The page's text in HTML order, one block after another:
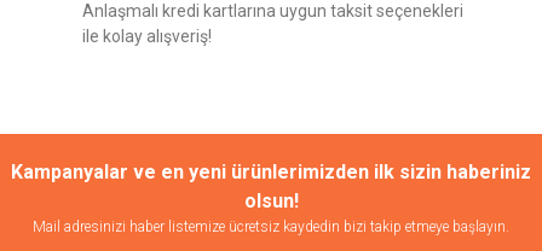
Anlaşmalı kredi kartlarına uygun taksit seçenekleri
ile kolay alışveriş!
Kampanyalar ve en yeni ürünlerimizden ilk sizin haberiniz
olsun!
Mail adresinizi haber listemize ücretsiz kaydedin bizi takip etmeye başlayın.